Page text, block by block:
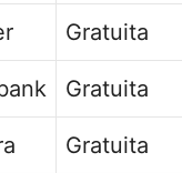
Gratuita
Gratuita
Gratuita